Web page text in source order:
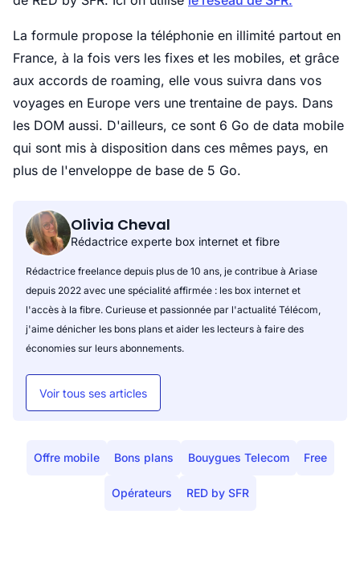
La formule propose la téléphonie en illimité partout en
France, à la fois vers les fixes et les mobiles, et grâce
aux accords de roaming, elle vous suivra dans vos
voyages en Europe vers une trentaine de pays. Dans
les DOM aussi. D'ailleurs, ce sont 6 Go de data mobile
qui sont mis à disposition dans ces mêmes pays, en
plus de l'enveloppe de base de 5 Go.
Olivia Cheval
Rédactrice experte box internet et fibre
Rédactrice freelance depuis plus de 10 ans, je contribue à Ariase
depuis 2022 avec une spécialité affirmée : les box internet et
l'accès à la fibre. Curieuse et passionnée par l'actualité Télécom,
j'aime dénicher les bons plans et aider les lecteurs à faire des
économies sur leurs abonnements.
Voir tous ses articles
Offre mobile Bons plans Bouygues Telecom Free
Opérateurs RED by SFR